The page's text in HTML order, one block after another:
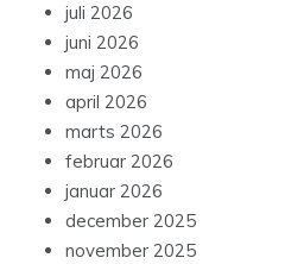
juli 2026
juni 2026
maj 2026
april 2026
marts 2026
februar 2026
januar 2026
december 2025
november 2025